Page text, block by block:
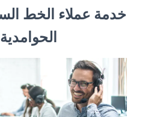
خدمة عملاء الخط
الحوامدية